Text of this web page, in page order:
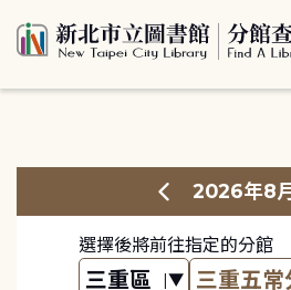
2026年8月
選擇後將前往指定的分館